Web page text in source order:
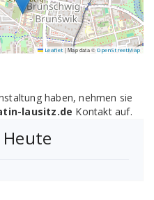
Leaflet |Map data ©OpenStreetMap
haben, nehmen sie
lausitz.de Kontakt auf.